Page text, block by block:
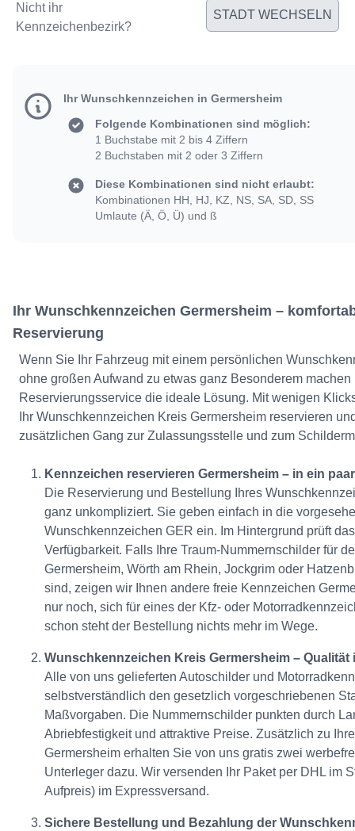
Nicht ihr
Kennzeichenbezirk?
STADT WECHSELN
Ihr Wunschkennzeichen in Germersheim
Folgende Kombinationen sind möglich:
1 Buchstabe mit 2 bis 4 Ziffern
2 Buchstaben mit 2 oder 3 Ziffern
Diese Kombinationen sind nicht erlaubt:
Kombinationen HH, HJ, KZ, NS, SA, SD, SS
Umlaute (Ä, Ö, Ü) und ß
Ihr Wunschkennzeichen Germersheim –
Reservierung
Wenn Sie Ihr Fahrzeug mit einem persönlichen
ohne großen Aufwand zu etwas ganz Besonderem machen
Reservierungsservice die ideale Lösung. Mit wenigen
Ihr Wunschkennzeichen Kreis Germersheim reservieren
zusätzlichen Gang zur Zulassungsstelle und zum
Kennzeichen reservieren Germersheim – in ein
Die Reservierung und Bestellung Ihres
ganz unkompliziert. Sie geben einfach in die
Wunschkennzeichen GER ein. Im Hintergrund prüft
Verfügbarkeit. Falls Ihre Traum-Nummernschilder für
Germersheim, Wörth am Rhein, Jockgrim oder
sind, zeigen wir Ihnen andere freie Kennzeichen
nur noch, sich für eines der Kfz- oder
schon steht der Bestellung nichts mehr im Wege.
Wunschkennzeichen Kreis Germersheim – Qualität
Alle von uns gelieferten Autoschilder und
selbstverständlich den gesetzlich vorgeschriebenen
Maßvorgaben. Die Nummernschilder punkten durch
Abriebfestigkeit und attraktive Preise. Zusätzlich zu
Germersheim erhalten Sie von uns gratis zwei
Unterleger dazu. Wir versenden Ihr Paket per DHL im
Aufpreis) im Expressversand.
Sichere Bestellung und Bezahlung der